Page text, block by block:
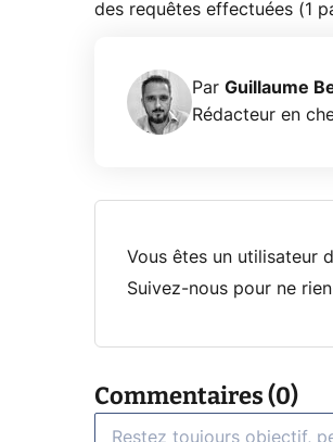
des requêtes effectuées (1
Par Guillaume
Rédacteur en
Vous êtes un utilisateur
Suivez-nous pour ne
Commentaires (0)